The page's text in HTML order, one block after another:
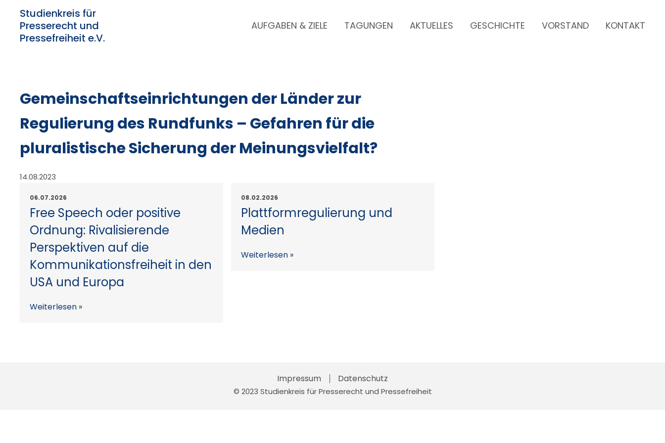
Studienkreis für
Presserecht und
Pressefreiheit e.V.
Skip
AUFGABEN & ZIELE TAGUNGEN AKTUELLES GESCHICHTE VORSTAND KONTAKT
Gemeinschaftseinrichtungen der Länder zur
Regulierung des Rundfunks – Gefahren für die
pluralistische Sicherung der Meinungsvielfalt?
14.08.2023
06.07.2026
Free Speech oder positive
Ordnung: Rivalisierende
Perspektiven auf die
Kommunikationsfreiheit in den
USA und Europa
Weiterlesen »
08.02.2026
Plattformregulierung und
Medien
Weiterlesen »
Skip
to
Impressum Datenschutz
© 2023 Studienkreis für Presserecht und Pressefreiheit